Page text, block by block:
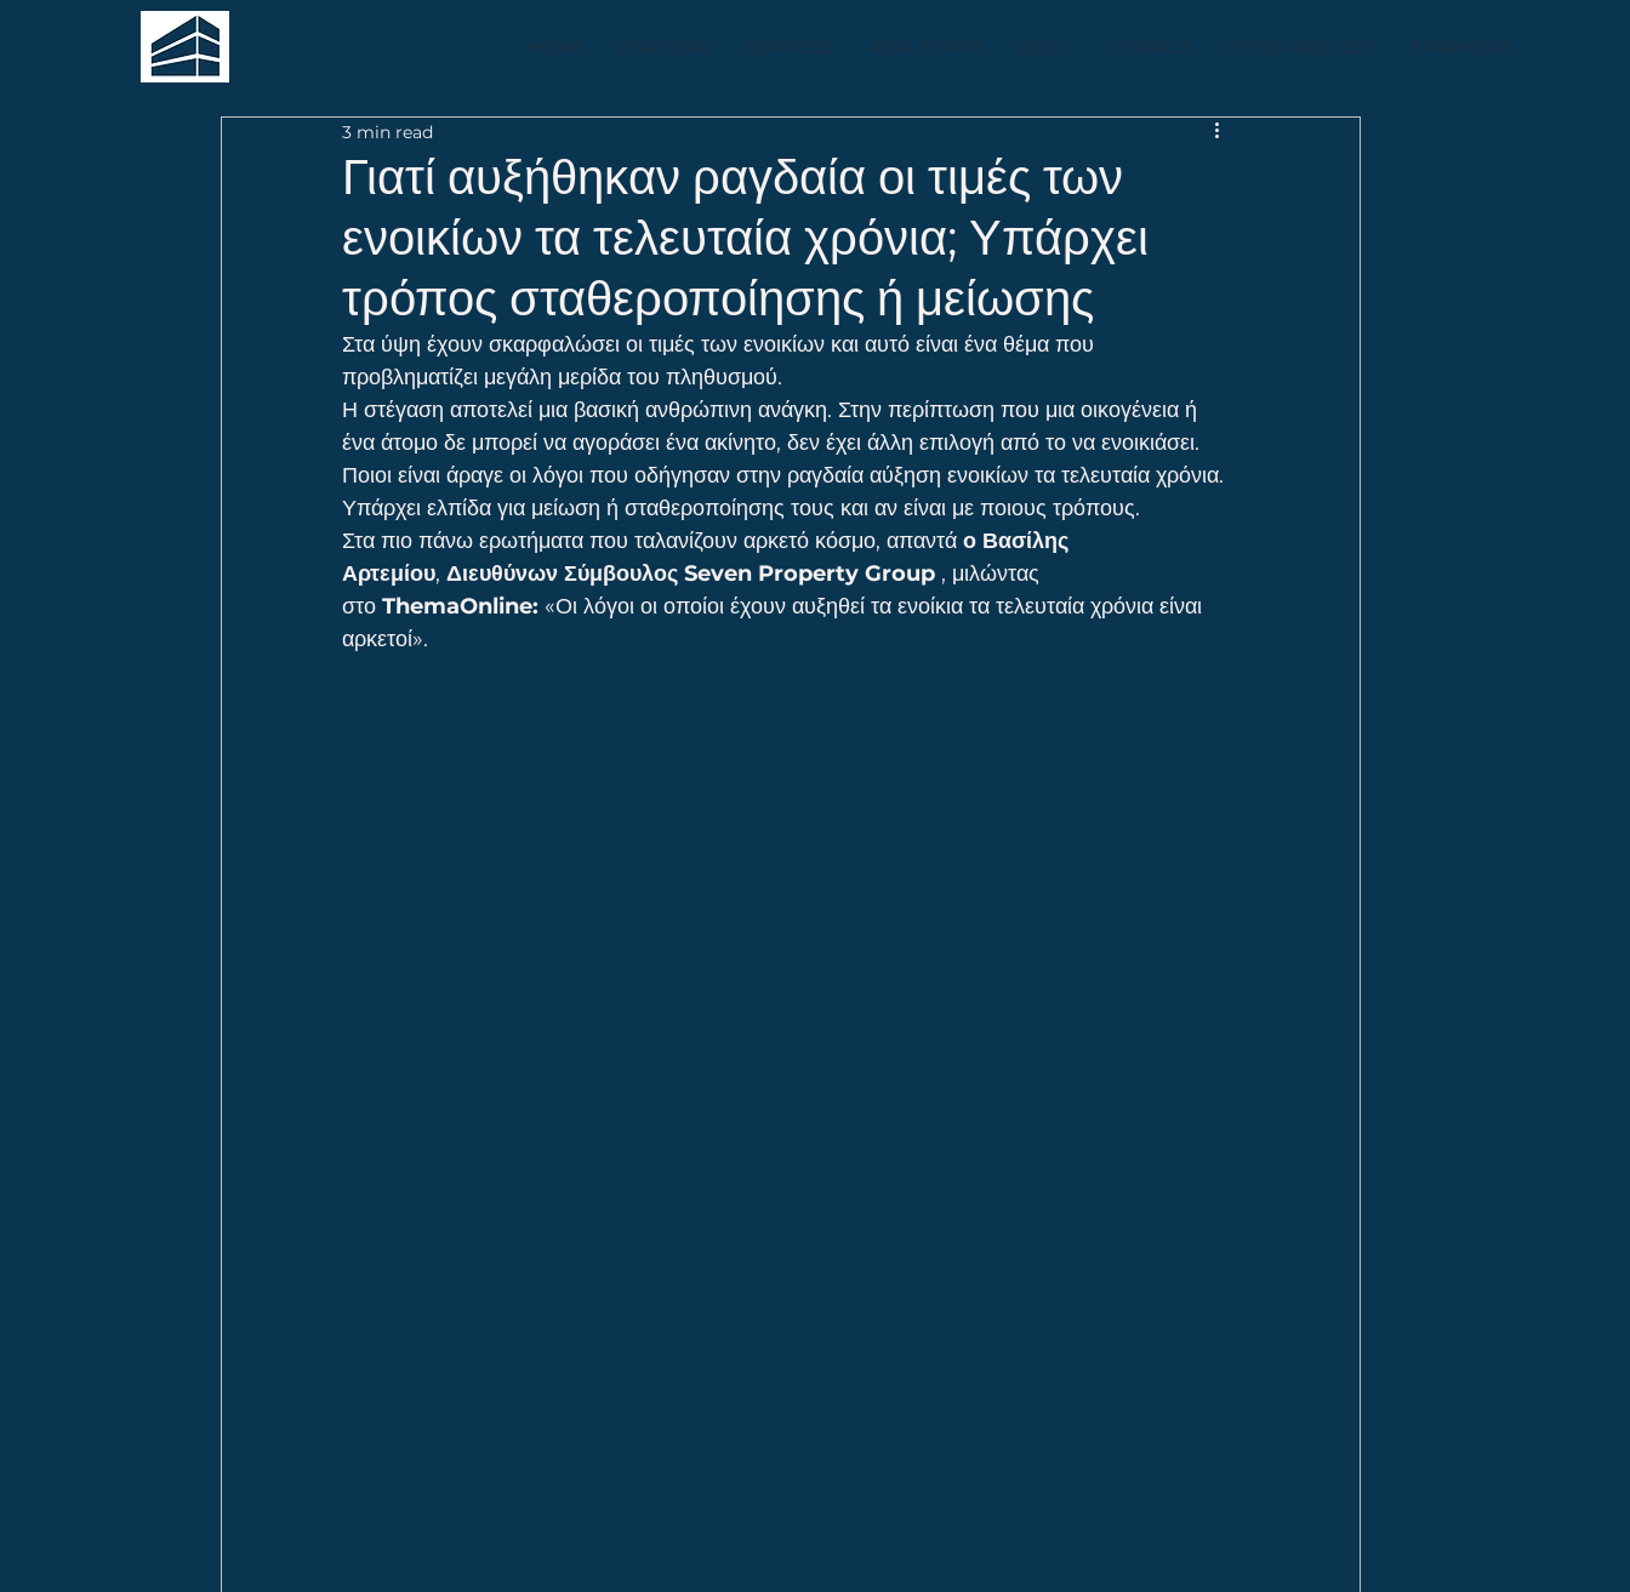
Γιατί αυξήθηκαν ραγδαία οι τιμές των
ενοικίων τα τελευταία χρόνια; Υπάρχει
τρόπος σταθεροποίησης ή μείωσης
3 min read
Στα ύψη έχουν σκαρφαλώσει οι τιμές των ενοικίων και αυτό είναι ένα θέμα που
προβληματίζει μεγάλη μερίδα του πληθυσμού.
Η στέγαση αποτελεί μια βασική ανθρώπινη ανάγκη. Στην περίπτωση που μια οικογένεια ή
ένα άτομο δε μπορεί να αγοράσει ένα ακίνητο, δεν έχει άλλη επιλογή από το να ενοικιάσει.
Ποιοι είναι άραγε οι λόγοι που οδήγησαν στην ραγδαία αύξηση ενοικίων τα τελευταία χρόνια.
Υπάρχει ελπίδα για μείωση ή σταθεροποίησης τους και αν είναι με ποιους τρόπους.
Στα πιο πάνω ερωτήματα που ταλανίζουν αρκετό κόσμο, απαντά ο Βασίλης
Αρτεμίου, Διευθύνων Σύμβουλος Seven Property Group , μιλώντας
στο ThemaOnline: «Οι λόγοι οι οποίοι έχουν αυξηθεί τα ενοίκια τα τελευταία χρόνια είναι
αρκετοί».